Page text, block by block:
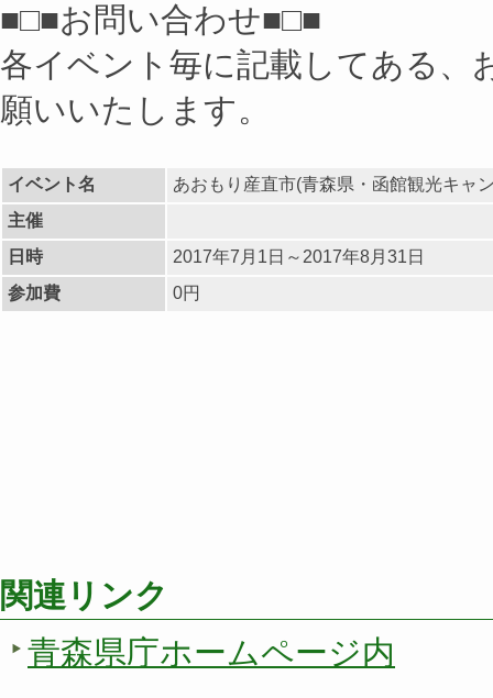
■□■お問い合わせ■□■
各イベント毎に記載してある、
願いいたします。
イベント名
あおもり産直市(青森県・函館観光キャ
主催
日時
2017年7月1日～2017年8月31日
参加費
0円
関連リンク
青森県庁ホームページ内